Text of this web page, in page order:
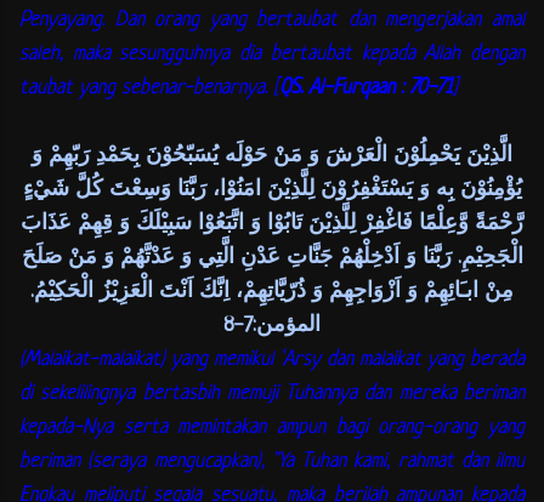
Penyayang. Dan orang yang bertaubat dan mengerjakan amal
saleh, maka sesungguhnya dia bertaubat kepada Allah dengan
taubat yang sebenar-benarnya. [QS. Al-Furqaan : 70-71]
الَّذِيْنَ يَحْمِلُوْنَ الْعَرْشَ وَ مَنْ حَوْلَه يُسَبّحُوْنَ بِحَمْدِ رَبّهِمْ وَ
يُؤْمِنُوْنَ بِه وَ يَسْتَغْفِرُوْنَ لِلَّذِيْنَ امَنُوْا، رَبَّنَا وَسِعْتَ كُلَّ شَيْءٍ
رَّحْمَةً وَّعِلْمًا فَاغْفِرْ لِلَّذِيْنَ تَابُوْا وَ اتَّبَعُوْا سَبِيْلَكَ وَ قِهِمْ عَذَابَ
الْجَحِيْمِ. رَبَّنَا وَ اَدْخِلْهُمْ جَنَّاتِ عَدْنِ الَّتِي وَ عَدْتَّهُمْ وَ مَنْ صَلَحَ
مِنْ ابـَائِهِمْ وَ اَزْوَاجِهِمْ وَ ذُرّيَّاتِهِمْ، اِنَّكَ اَنْتَ الْعَزِيْزُ الْحَكِيْمُ.
المؤمن:7-8
(Malaikat-malaikat) yang memikul ‘Arsy dan malaikat yang berada
di sekelilingnya bertasbih memuji Tuhannya dan mereka beriman
kepada-Nya serta memintakan ampun bagi orang-orang yang
beriman (seraya mengucapkan), "Ya Tuhan kami, rahmat dan ilmu
Engkau meliputi segala sesuatu, maka berilah ampunan kepada